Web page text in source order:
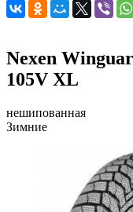
Nexen
105V XL
нешипованная
Зимние